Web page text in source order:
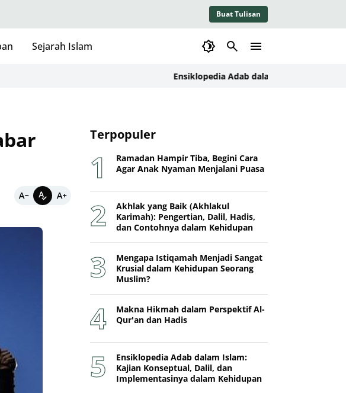
Buat Tulisan
Sejarah Islam
Ensiklopedia Adab dalam Islam: Kajian
Terpopuler
Ramadan Hampir Tiba, Begini Cara
Agar Anak Nyaman Menjalani Puasa
Akhlak yang Baik (Akhlakul
Karimah): Pengertian, Dalil, Hadis,
dan Contohnya dalam Kehidupan
Mengapa Istiqamah Menjadi Sangat
Krusial dalam Kehidupan Seorang
Muslim?
Makna Hikmah dalam Perspektif Al-
Qur'an dan Hadis
Ensiklopedia Adab dalam Islam:
Kajian Konseptual, Dalil, dan
Implementasinya dalam Kehidupan